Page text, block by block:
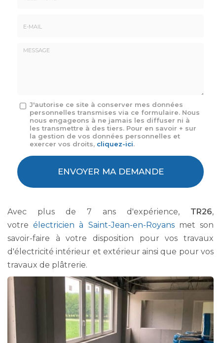
Message
J'autorise ce site à conserver mes données
personnelles transmises via ce formulaire. Nous
nous engageons à ne jamais les diffuser ni à
les transmettre à des tiers. Pour en savoir + sur
la gestion de vos données personnelles et
exercer vos droits, cliquez-ici.
Acceptation
RGPD
ENVOYER MA DEMANDE
Avec plus de 7 ans d'expérience, TR26,
votreélectricien à Saint-Jean-en-Royansmet son
savoir-faire à votre disposition pour vos travaux
d'électricité intérieur et extérieur ainsi que pour vos
travaux de plâtrerie.